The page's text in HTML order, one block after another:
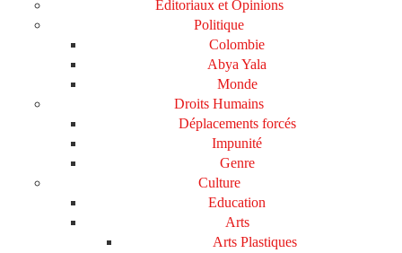
Éditoriaux et Opinions
Politique
Colombie
Abya Yala
Monde
Droits Humains
Déplacements forcés
Impunité
Genre
Culture
Education
Arts
Arts Plastiques